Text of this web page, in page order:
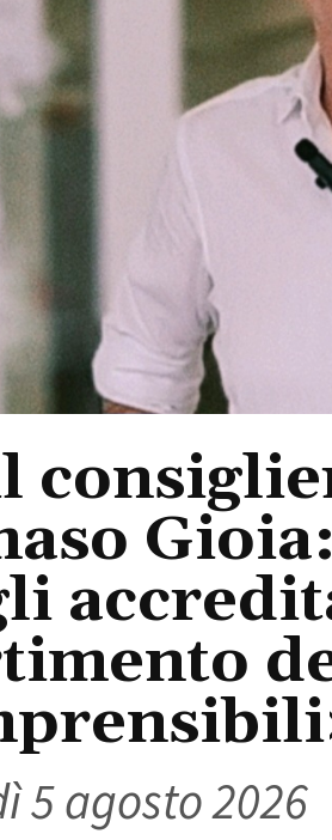
5 agosto 2026